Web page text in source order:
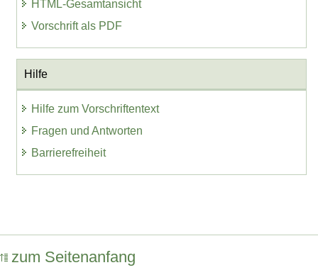
HTML-Gesamtansicht
Vorschrift als PDF
Hilfe
Hilfe zum Vorschriftentext
Fragen und Antworten
Barrierefreiheit
zum Seitenanfang